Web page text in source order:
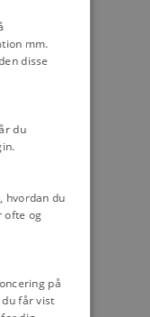
mm.
disse
du
hvordan du
ofte og
på
får vist